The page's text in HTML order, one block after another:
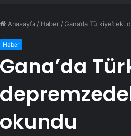
Anasayfa / Haber / Gana’da
Haber
Gana’da
okundu